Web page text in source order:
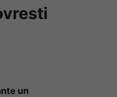
un